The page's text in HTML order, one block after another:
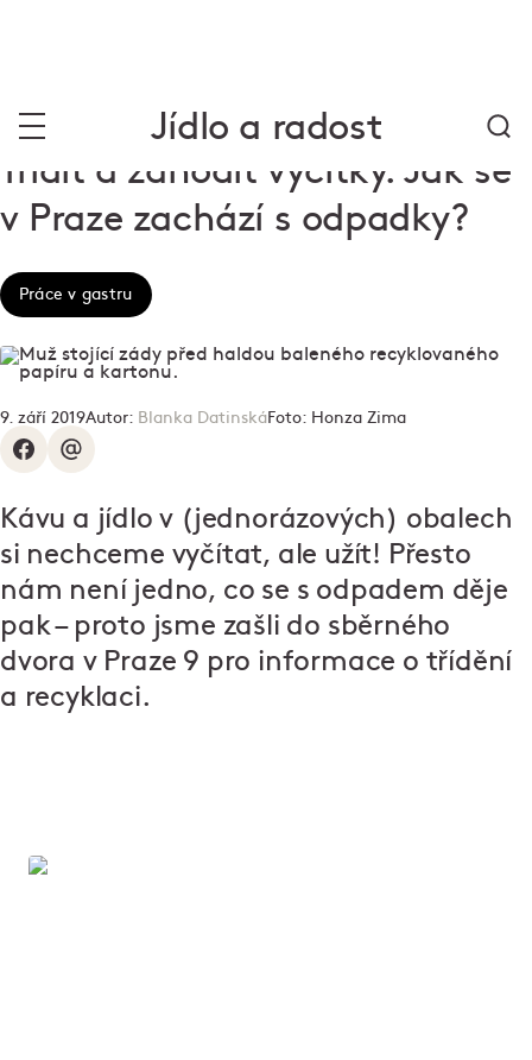
Jídlo a radost
Třídit a zahodit výčitky. Jak se
v Praze zachází s odpadky?
Práce v gastru
9. září 2019Autor: Blanka DatinskáFoto: Honza Zima
Kávu a jídlo v (jednorázových) obalech
si nechceme vyčítat, ale užít! Přesto
nám není jedno, co se s odpadem děje
pak – proto jsme zašli do sběrného
dvora v Praze 9 pro informace o třídění
a recyklaci.